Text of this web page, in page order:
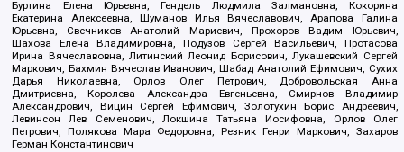
Буртина Елена Юрьевна, Гендель Людмила Залмановна, Кокорина
Екатерина Алексеевна, Шуманов Илья Вячеславович, Арапова Галина
Юрьевна, Свечников Анатолий Мариевич, Прохоров Вадим Юрьевич,
Шахова Елена Владимировна, Подузов Сергей Васильевич, Протасова
Ирина Вячеславовна, Литинский Леонид Борисович, Лукашевский Сергей
Маркович, Бахмин Вячеслав Иванович, Шабад Анатолий Ефимович, Сухих
Дарья Николаевна, Орлов Олег Петрович, Добровольская Анна
Дмитриевна, Королева Александра Евгеньевна, Смирнов Владимир
Александрович, Вицин Сергей Ефимович, Золотухин Борис Андреевич,
Левинсон Лев Семенович, Локшина Татьяна Иосифовна, Орлов Олег
Петрович, Полякова Мара Федоровна, Резник Генри Маркович, Захаров
Герман Константинович